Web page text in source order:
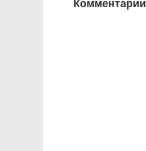
Комментарии